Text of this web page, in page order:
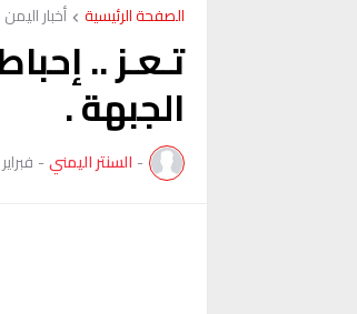
الصفحة الرئيسية أخبار اليمن
تـعـز ..
الجبهة .
- السنتر اليمني- فبراير 27, 2022